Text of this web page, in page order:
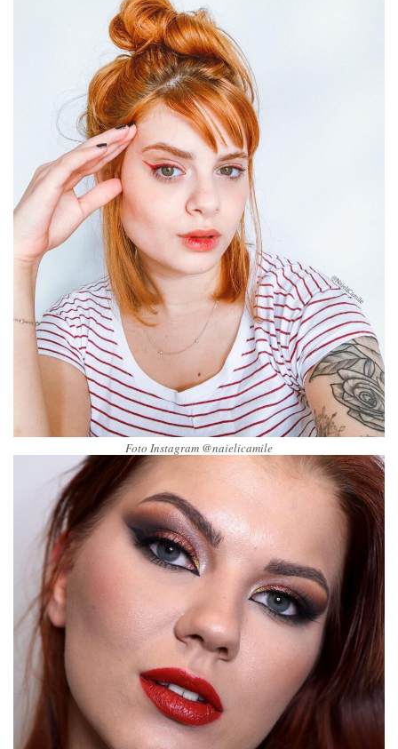
Foto Instagram @naielicamile